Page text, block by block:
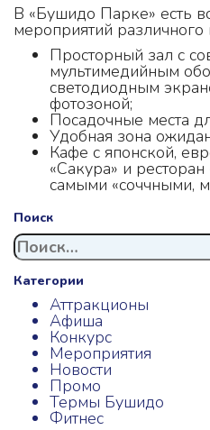
В «Бушидо Парке» есть
мероприятий различного
Просторный зал с
мультимедийным
светодиодным
фотозоной;
Посадочные места
Удобная зона
Кафе с японской,
«Сакура» и
самыми «соччными,
Поиск
Найти:
Категории
Аттракционы
Афиша
Конкурс
Мероприятия
Новости
Промо
Термы Бушидо
Фитнес